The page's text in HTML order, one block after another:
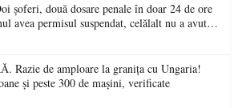
șoferi, două dosare penale în doar 24 de ore
avea permisul suspendat, celălalt nu a avut
Razie de amploare la granița cu Ungaria!
și peste 300 de mașini, verificate